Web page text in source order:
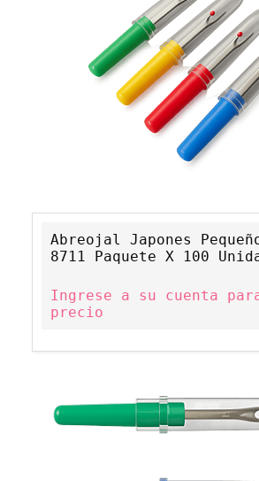
Abreojal Japones
8711 Paquete X 100
Ingrese a su cuenta
precio